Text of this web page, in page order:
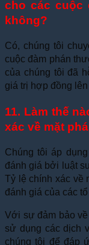
cho các cuộc
không?
Có, chúng tôi
cuộc đàm phán
của chúng tôi đã
giá trị hợp đồng
11. Làm thế
xác về mặt
Chúng tôi áp
đánh giá bởi luật
Tỷ lệ chính xác về
đánh giá của các
Với sự đảm bảo về
sử dụng các dịch
chúng tôi để đáp